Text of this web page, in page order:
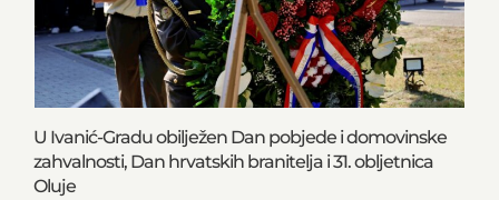
U Ivanić-Gradu obilježen Dan pobjede i domovinske
zahvalnosti, Dan hrvatskih branitelja i 31. obljetnica
Oluje